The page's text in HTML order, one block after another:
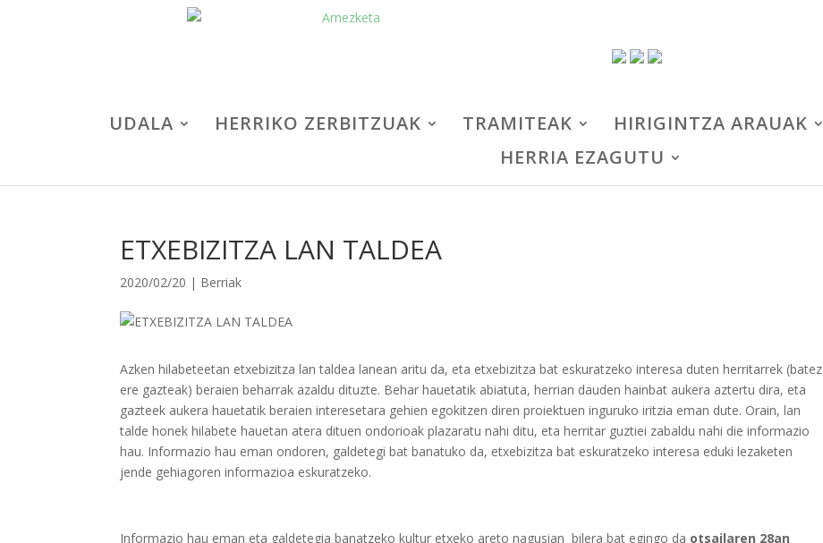
UDALA HERRIKO ZERBITZUAK TRAMITEAK HIRIGINTZA ARAUAK
HERRIA EZAGUTU
ETXEBIZITZA LAN TALDEA
2020/02/20 | Berriak
Azken hilabeteetan etxebizitza lan taldea lanean aritu da, eta etxebizitza bat eskuratzeko interesa duten herritarrek (batez
ere gazteak) beraien beharrak azaldu dituzte. Behar hauetatik abiatuta, herrian dauden hainbat aukera aztertu dira, eta
gazteek aukera hauetatik beraien interesetara gehien egokitzen diren proiektuen inguruko iritzia eman dute. Orain, lan
talde honek hilabete hauetan atera dituen ondorioak plazaratu nahi ditu, eta herritar guztiei zabaldu nahi die informazio
hau. Informazio hau eman ondoren, galdetegi bat banatuko da, etxebizitza bat eskuratzeko interesa eduki lezaketen
jende gehiagoren informazioa eskuratzeko.
Informazio hau eman eta galdetegia banatzeko kultur etxeko areto nagusian bilera bat egingo da otsailaren 28an